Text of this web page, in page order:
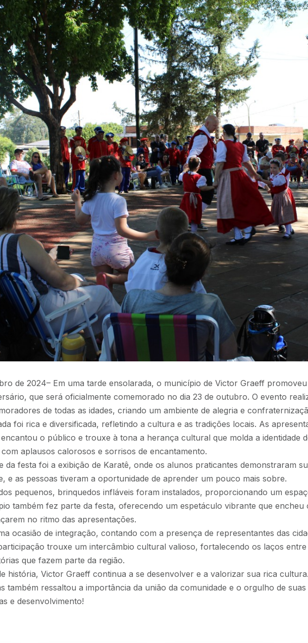
de 2024– Em uma tarde ensolarada, o município de Victor Graeff
que será oficialmente comemorado no dia 23 de outubro. O evento
de todas as idades, criando um ambiente de alegria e
foi rica e diversificada, refletindo a cultura e as tradições locais. As
o público e trouxe à tona a herança cultural que molda a identidade
aplausos calorosos e sorrisos de encantamento.
festa foi a exibição de Karatê, onde os alunos praticantes demonstraram
e as pessoas tiveram a oportunidade de aprender um pouco mais sobre.
pequenos, brinquedos infláveis foram instalados, proporcionando um
também fez parte da festa, oferecendo um espetáculo vibrante que
no ritmo das apresentações.
ocasião de integração, contando com a presença de representantes das
trouxe um intercâmbio cultural valioso, fortalecendo os laços
que fazem parte da região.
história, Victor Graeff continua a se desenvolver e a valorizar sua rica
também ressaltou a importância da união da comunidade e o orgulho de
e desenvolvimento!